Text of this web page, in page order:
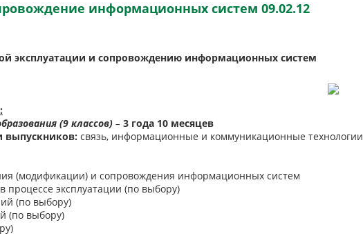
информационных систем 09.02.12
эксплуатации и сопровождению информационных систем
(9 классов) – 3 года 10 месяцев
выпускников: связь, информационные и коммуникационные технологии
(модификации) и сопровождения информационных систем
процессе эксплуатации (по выбору)
(по выбору)
(по выбору)